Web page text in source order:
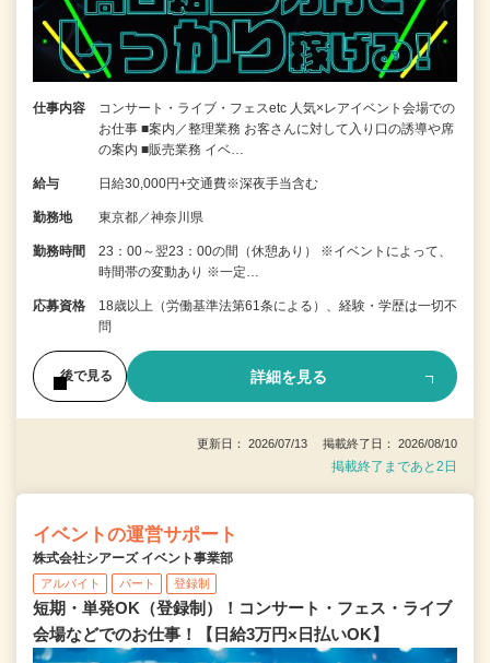
仕事内容
コンサート・ライブ・フェスetc 人気×レアイベント会場での
お仕事 ■案内／整理業務 お客さんに対して入り口の誘導や席
の案内 ■販売業務 イベ…
給与 日給30,000円+交通費※深夜手当含む
勤務地 東京都／神奈川県
勤務時間
23：00～翌23：00の間（休憩あり） ※イベントによって、
時間帯の変動あり ※一定…
応募資格
18歳以上（労働基準法第61条による）、経験・学歴は一切不
問
後で見る 詳細を見る
更新日： 2026/07/13 掲載終了日： 2026/08/10
掲載終了まであと2日
イベントの運営サポート
株式会社シアーズ イベント事業部
アルバイト パート 登録制
短期・単発OK（登録制）！コンサート・フェス・ライブ
会場などでのお仕事！【日給3万円×日払いOK】